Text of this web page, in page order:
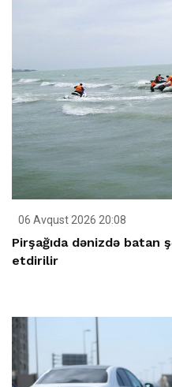
06 Avqust 2026 20:08
Pirşağıda dənizdə batan
etdirilir